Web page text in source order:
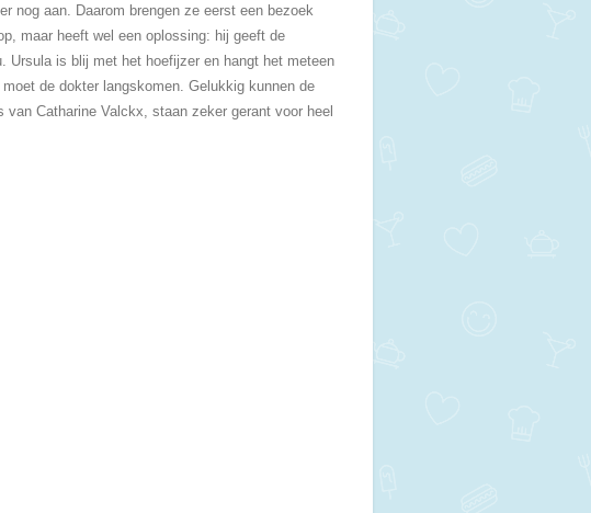
nog aan. Daarom brengen ze eerst een bezoek
maar heeft wel een oplossing: hij geeft de
Ursula is blij met het hoefijzer en hangt het meteen
de dokter langskomen. Gelukkig kunnen de
Catharine Valckx, staan zeker gerant voor heel